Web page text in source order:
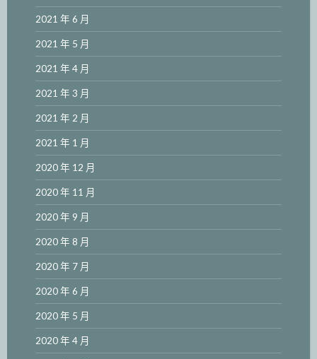
2021 年 6 月
2021 年 5 月
2021 年 4 月
2021 年 3 月
2021 年 2 月
2021 年 1 月
2020 年 12 月
2020 年 11 月
2020 年 9 月
2020 年 8 月
2020 年 7 月
2020 年 6 月
2020 年 5 月
2020 年 4 月